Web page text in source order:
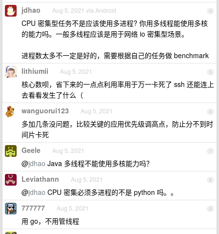
4
jdhao Aug 5, 2021 via Android
CPU 密集型任务不是应该使用多进程? 你用多线程能使用多核
的能力吗。一般多线程应该是用于网络 io 密集型场景。
进程数太多不一定是好的，需要根据自己的任务做 benchmark
5
lithiumii Aug 5, 2021
核心数呗，省下来的一点点利用率用于万一卡死了 ssh 还能连上
去看看发生了什么（
6
wanguorui123 Aug 5, 2021
多加几条没问题，比较关键的应用优先级调高点，防止分不到时
间片卡死
7
Geele Aug 5, 2021
@jdhao Java 多线程不能使用多核能力吗？
8
Leviathann Aug 5, 2021
@jdhao CPU 密集必须多进程的不是 python 吗。。
9
777777 Aug 5, 2021
用 go，不用管线程